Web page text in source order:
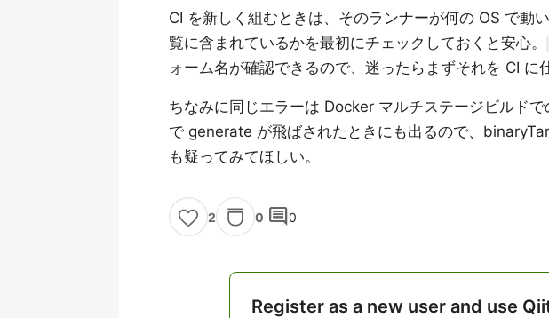
CI を新しく組むときは、そのランナーが何の OS で動
覧に含まれているかを最初にチェックしておくと安心。
ォーム名が確認できるので、迷ったらまずそれを CI に
ちなみに同じエラーは Docker マルチステージビルド
で generate が飛ばされたときにも出るので、
も疑ってみてほしい。
2 0 comment0
Register as a new user and use